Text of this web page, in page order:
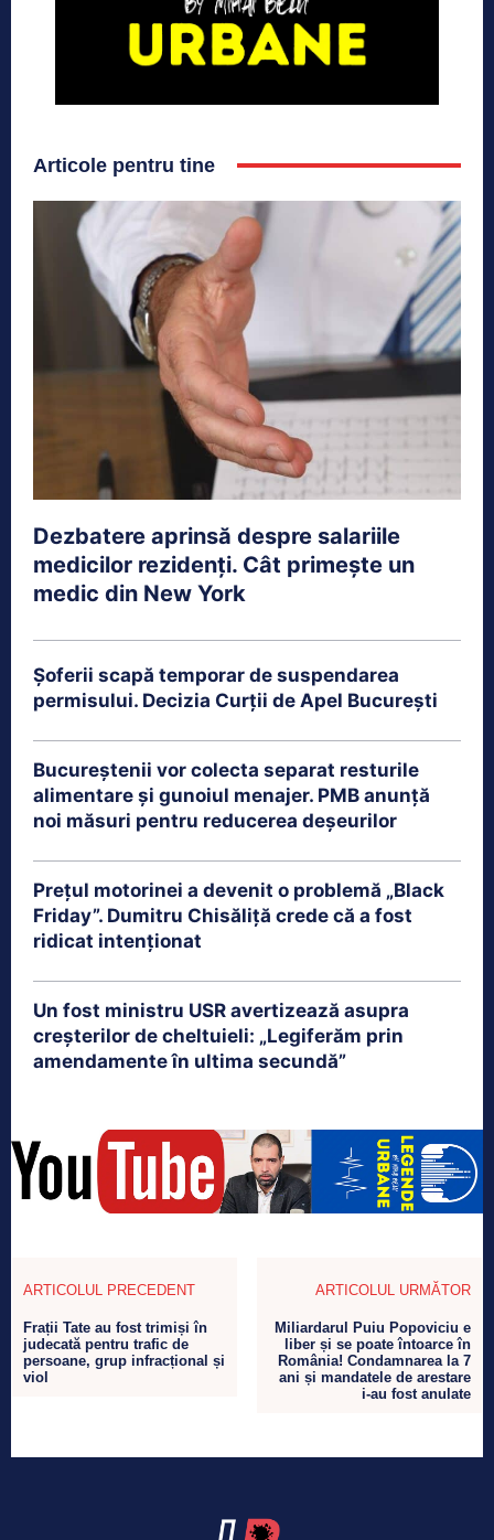
Articole pentru tine
Dezbatere aprinsă despre salariile
medicilor rezidenți. Cât primește un
medic din New York
Șoferii scapă temporar de suspendarea
permisului. Decizia Curții de Apel București
Bucureștenii vor colecta separat resturile
alimentare și gunoiul menajer. PMB anunță
noi măsuri pentru reducerea deșeurilor
Prețul motorinei a devenit o problemă „Black
Friday”. Dumitru Chisăliță crede că a fost
ridicat intenționat
Un fost ministru USR avertizează asupra
creșterilor de cheltuieli: „Legiferăm prin
amendamente în ultima secundă”
ARTICOLUL PRECEDENT
Frații Tate au fost trimiși în
judecată pentru trafic de
persoane, grup infracțional și
viol
ARTICOLUL URMĂTOR
Miliardarul Puiu Popoviciu e
liber și se poate întoarce în
România! Condamnarea la 7
ani și mandatele de arestare
i-au fost anulate